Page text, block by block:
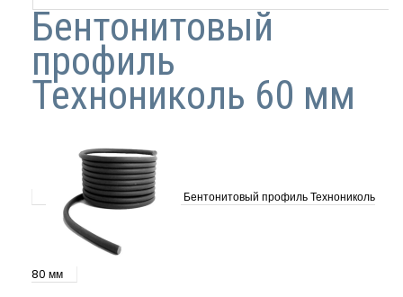
Бентонитовый
профиль
Технониколь 60 мм
Бентонитовый профиль Технониколь
80 мм